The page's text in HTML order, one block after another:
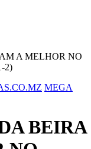
A MELHOR NO
2)
MEGA
BEIRA